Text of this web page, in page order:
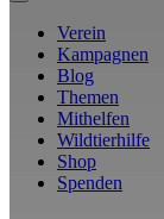
Verein
Kampagnen
Blog
Themen
Mithelfen
Wildtierhilfe
Shop
Spenden